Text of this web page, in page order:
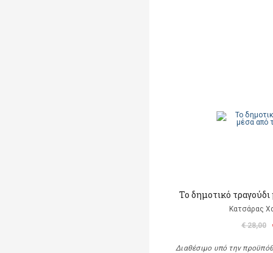
Το δημοτικό τραγούδι
Κατσάρας
€ 28,00
Διαθέσιμο υπό την